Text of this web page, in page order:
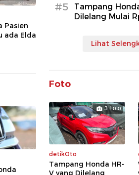
Pasien
ada Elda
#5
Tampang
Dilelang Mulai
Lihat
Foto
3 Foto
detikOto
Tampang Honda HR-
V yang Dilelang